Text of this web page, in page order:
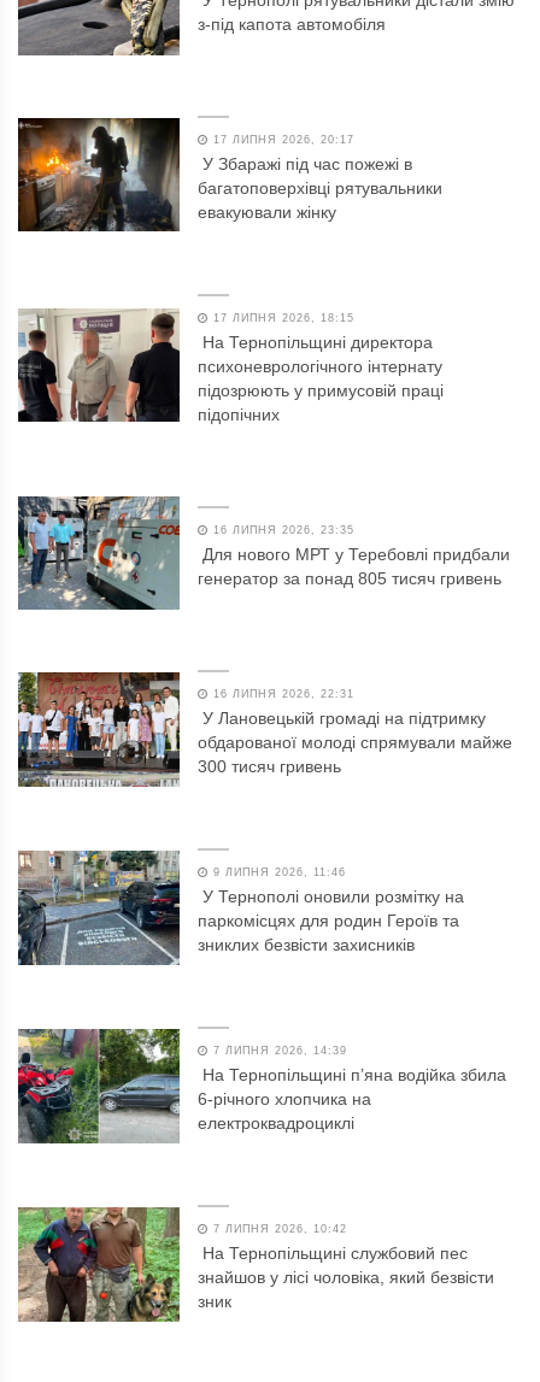
з-під капота автомобіля
17 ЛИПНЯ 2026, 20:17
У Збаражі під час пожежі в
багатоповерхівці рятувальники
евакуювали жінку
17 ЛИПНЯ 2026, 18:15
На Тернопільщині директора
психоневрологічного інтернату
підозрюють у примусовій праці
підопічних
16 ЛИПНЯ 2026, 23:35
Для нового МРТ у Теребовлі придбали
генератор за понад 805 тисяч гривень
16 ЛИПНЯ 2026, 22:31
У Лановецькій громаді на підтримку
обдарованої молоді спрямували майже
300 тисяч гривень
9 ЛИПНЯ 2026, 11:46
У Тернополі оновили розмітку на
паркомісцях для родин Героїв та
зниклих безвісти захисників
7 ЛИПНЯ 2026, 14:39
На Тернопільщині п’яна водійка збила
6-річного хлопчика на
електроквадроциклі
7 ЛИПНЯ 2026, 10:42
На Тернопільщині службовий пес
знайшов у лісі чоловіка, який безвісти
зник